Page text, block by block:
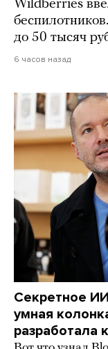
Wildberries
до 50 тысяч
6 часов назад
Секретное
умная
разработала